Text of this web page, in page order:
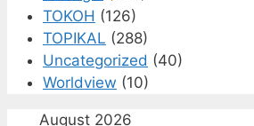
TOKOH (126)
TOPIKAL (288)
Uncategorized (40)
Worldview (10)
August 2026